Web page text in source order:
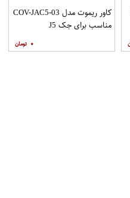
کاور ریموت مدل COV-JAC5-03
مناسب برای جک J5
۰